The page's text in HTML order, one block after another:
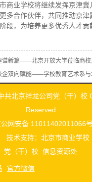
商业学校将继续发挥京津冀
多合作伙伴，共同推动京津
段，为培养更多优秀人才贡
谱新篇——北京开放大学莅临商校
——学校教育艺术系与北京市苹果树幼儿园再度携手举
北京祥龙公司党（干）校
Reserved
公网安备 11011402011066
技术支持：北京市商业学
党（干）校 信息资源处
官方微信